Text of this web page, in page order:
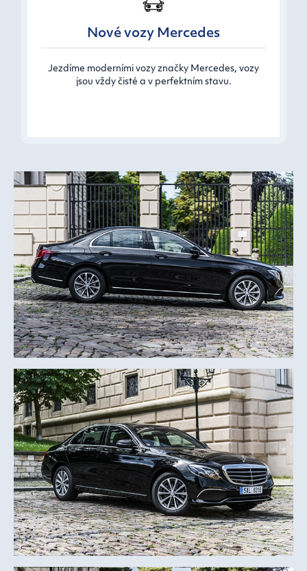
Nové vozy Mercedes
Jezdíme moderními vozy značky Mercedes, vozy
jsou vždy čisté a v perfektním stavu.